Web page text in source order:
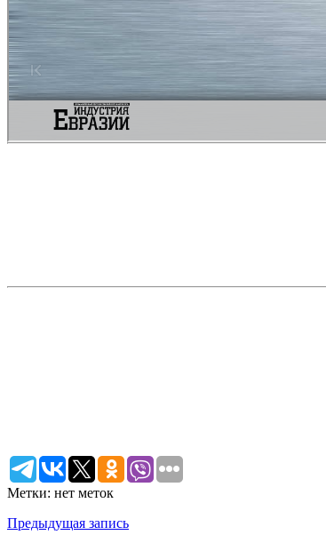
Метки: нет меток
Предыдущая запись